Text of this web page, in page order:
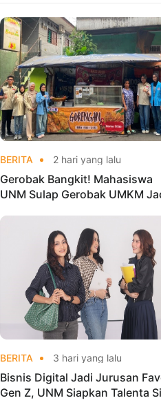
BERITA 2 hari yang lalu
Gerobak Bangkit! Mahasiswa
UNM Sulap Gerobak UMKM
BERITA 3 hari yang lalu
Bisnis Digital Jadi Jurusan
Gen Z, UNM Siapkan Talenta